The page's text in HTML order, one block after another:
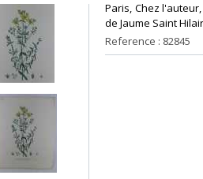
‎Paris, Chez
de Jaume Saint
Reference : 82845